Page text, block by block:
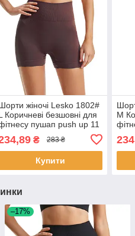
жіночі Lesko 1802#
Коричневі безшовні для
пушап push up 11
₴ 283 ₴
Купити
M
–17%